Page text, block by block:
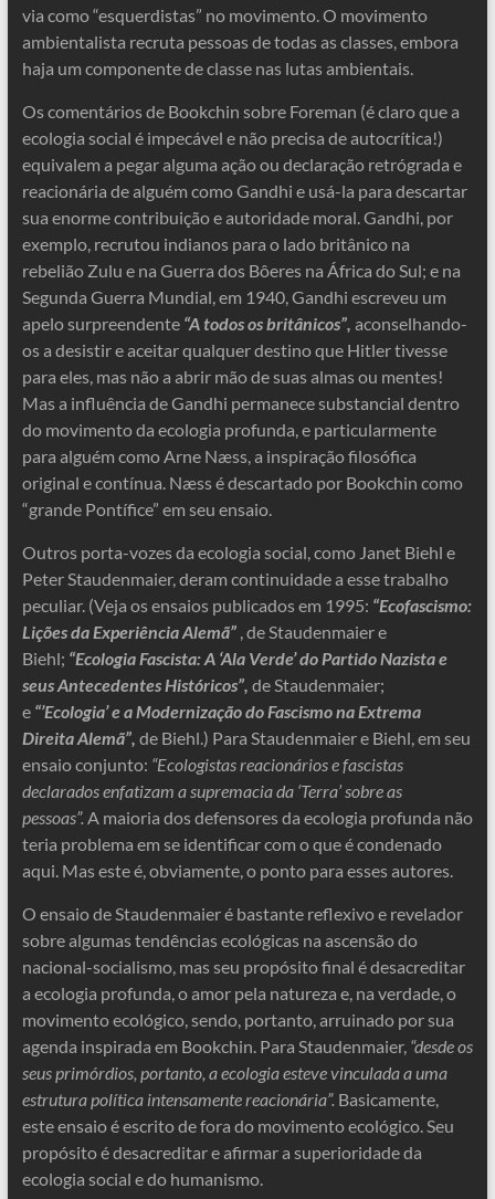
via como “esquerdistas” no movimento. O movimento
ambientalista recruta pessoas de todas as classes, embora
haja um componente de classe nas lutas ambientais.
Os comentários de Bookchin sobre Foreman (é claro que a
ecologia social é impecável e não precisa de autocrítica!)
equivalem a pegar alguma ação ou declaração retrógrada e
reacionária de alguém como Gandhi e usá-la para descartar
sua enorme contribuição e autoridade moral. Gandhi, por
exemplo, recrutou indianos para o lado britânico na
rebelião Zulu e na Guerra dos Bôeres na África do Sul; e na
Segunda Guerra Mundial, em 1940, Gandhi escreveu um
apelo surpreendente “A todos os britânicos”, aconselhando-
os a desistir e aceitar qualquer destino que Hitler tivesse
para eles, mas não a abrir mão de suas almas ou mentes!
Mas a influência de Gandhi permanece substancial dentro
do movimento da ecologia profunda, e particularmente
para alguém como Arne Næss, a inspiração filosófica
original e contínua. Næss é descartado por Bookchin como
“grande Pontífice” em seu ensaio.
Outros porta-vozes da ecologia social, como Janet Biehl e
Peter Staudenmaier, deram continuidade a esse trabalho
peculiar. (Veja os ensaios publicados em 1995: “Ecofascismo:
Lições da Experiência Alemã”, de Staudenmaier e
Biehl; “Ecologia Fascista: A ‘Ala Verde’ do Partido Nazista e
seus Antecedentes Históricos”, de Staudenmaier;
e “’Ecologia’ e a Modernização do Fascismo na Extrema
Direita Alemã”, de Biehl.) Para Staudenmaier e Biehl, em seu
ensaio conjunto: “Ecologistas reacionários e fascistas
declarados enfatizam a supremacia da ‘Terra’ sobre as
pessoas”. A maioria dos defensores da ecologia profunda não
teria problema em se identificar com o que é condenado
aqui. Mas este é, obviamente, o ponto para esses autores.
O ensaio de Staudenmaier é bastante reflexivo e revelador
sobre algumas tendências ecológicas na ascensão do
nacional-socialismo, mas seu propósito final é desacreditar
a ecologia profunda, o amor pela natureza e, na verdade, o
movimento ecológico, sendo, portanto, arruinado por sua
agenda inspirada em Bookchin. Para Staudenmaier, “desde os
seus primórdios, portanto, a ecologia esteve vinculada a uma
estrutura política intensamente reacionária”. Basicamente,
este ensaio é escrito de fora do movimento ecológico. Seu
propósito é desacreditar e afirmar a superioridade da
ecologia social e do humanismo.